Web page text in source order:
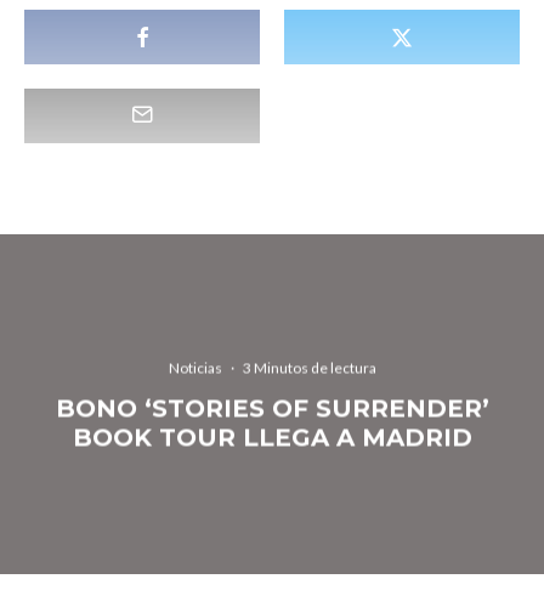
Noticias · 3 Minutos de lectura
BONO ‘STORIES OF SURRENDER’
BOOK TOUR LLEGA A MADRID